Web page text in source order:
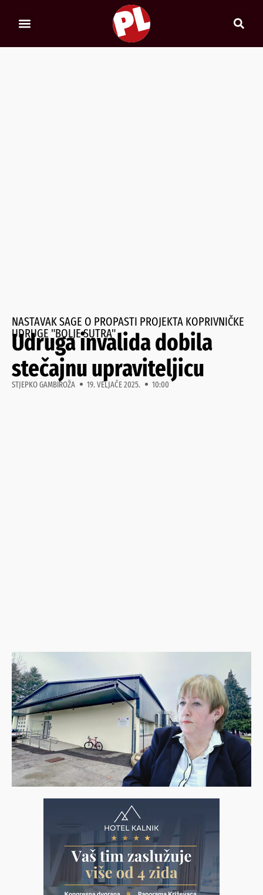
NASTAVAK SAGE O PROPASTI PROJEKTA KOPRIVNIČKE
UDRUGE "BOLJE SUTRA"
Udruga invalida dobila
stečajnu upraviteljicu
STJEPKO GAMBIROŽA 19. VELJAČE 2025. 10:00